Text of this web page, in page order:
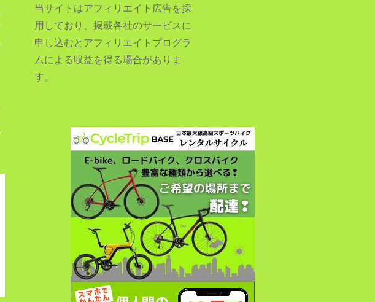
当サイトはアフィリエイト広告を採
用しており、掲載各社のサービスに
申し込むとアフィリエイトプログラ
ムによる収益を得る場合がありま
す。